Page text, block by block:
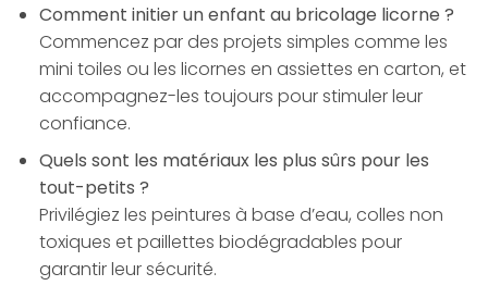
Comment initier un enfant au bricolage licorne ?
Commencez par des projets simples comme les
mini toiles ou les licornes en assiettes en carton, et
accompagnez-les toujours pour stimuler leur
confiance.
Quels sont les matériaux les plus sûrs pour les
tout-petits ?
Privilégiez les peintures à base d’eau, colles non
toxiques et paillettes biodégradables pour
garantir leur sécurité.